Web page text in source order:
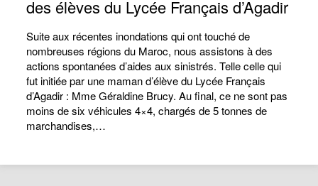
des élèves du Lycée Français d’Agadir
Suite aux récentes inondations qui ont touché de
nombreuses régions du Maroc, nous assistons à des
actions spontanées d’aides aux sinistrés. Telle celle qui
fut initiée par une maman d’élève du Lycée Français
d’Agadir : Mme Géraldine Brucy. Au final, ce ne sont pas
moins de six véhicules 4×4, chargés de 5 tonnes de
marchandises,…